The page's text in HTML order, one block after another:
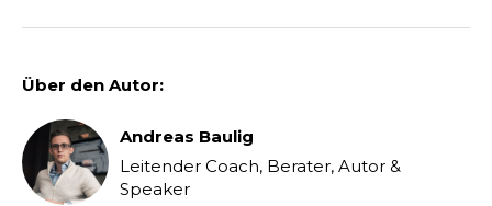
Über den Autor:
Andreas Baulig
Leitender Coach, Berater, Autor &
Speaker